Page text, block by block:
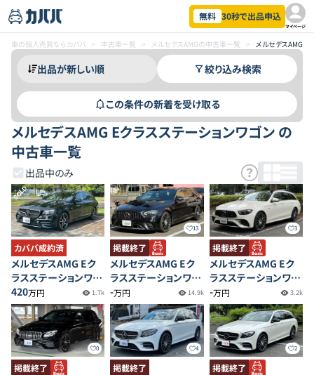
無料 30秒で出品申込
マイページ
車の個人売買ならカババ > 中古車一覧 > メルセデスAMGの中古車一覧 > メルセデスAMG E
絞り込み検索
この条件の新着を受け取る
メルセデスAMG Eクラスステーションワゴン の
中古車一覧
出品中のみ
SOLD
カババ成約済
メルセデスAMG Eク
ラスステーションワゴ
ン E53 4MATIC＋
420万円 1.7k
13
掲載終了
メルセデスAMG Eク
ラスステーションワゴ
ン E53 4MATIC＋
-万円 14.9k
3
掲載終了
メルセデスAMG Eク
ラスステーションワゴ
ン E53 4MATIC＋
-万円 3.2k
0
掲載終了
4
掲載終了
2
掲載終了